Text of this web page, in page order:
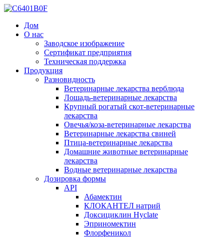
Дом
О нас
Заводское изображение
Сертификат предприятия
Техническая поддержка
Продукция
Разновидность
Ветеринарные лекарства верблюда
Лошадь-ветеринарные лекарства
Крупный рогатый скот-ветеринарные
лекарства
Овечья/коза-ветеринарные лекарства
Ветеринарные лекарства свиней
Птица-ветеринарные лекарства
Домашние животные ветеринарные
лекарства
Водные ветеринарные лекарства
Дозировка формы
API
Абамектин
КЛОКАНТЕЛ натрий
Доксициклин Hyclate
Эприномектин
Флорфеникол